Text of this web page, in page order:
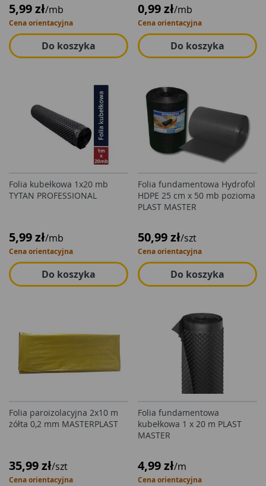
5,99 zł/mb
Cena orientacyjna
Do koszyka
0,99 zł/mb
Cena orientacyjna
Do koszyka
Folia kubełkowa 1x20 mb
TYTAN PROFESSIONAL
5,99 zł/mb
Cena orientacyjna
Do koszyka
Folia fundamentowa Hydrofol
HDPE 25 cm x 50 mb pozioma
PLAST MASTER
50,99 zł/szt
Cena orientacyjna
Do koszyka
Folia paroizolacyjna 2x10 m
żółta 0,2 mm MASTERPLAST
35,99 zł/szt
Cena orientacyjna
Folia fundamentowa
kubełkowa 1 x 20 m PLAST
MASTER
4,99 zł/m
Cena orientacyjna